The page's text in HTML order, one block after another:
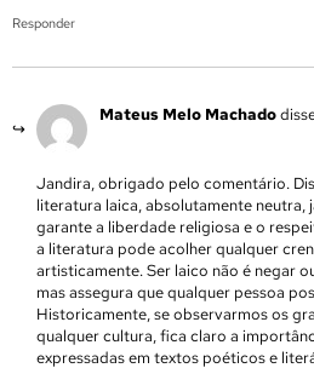
Responder
Mateus Melo Machado
Jandira, obrigado pelo comentário.
literatura laica, absolutamente neutra,
garante a liberdade religiosa e o
a literatura pode acolher qualquer
artisticamente. Ser laico não é negar
mas assegura que qualquer pessoa
Historicamente, se observarmos os
qualquer cultura, fica claro a
expressadas em textos poéticos e